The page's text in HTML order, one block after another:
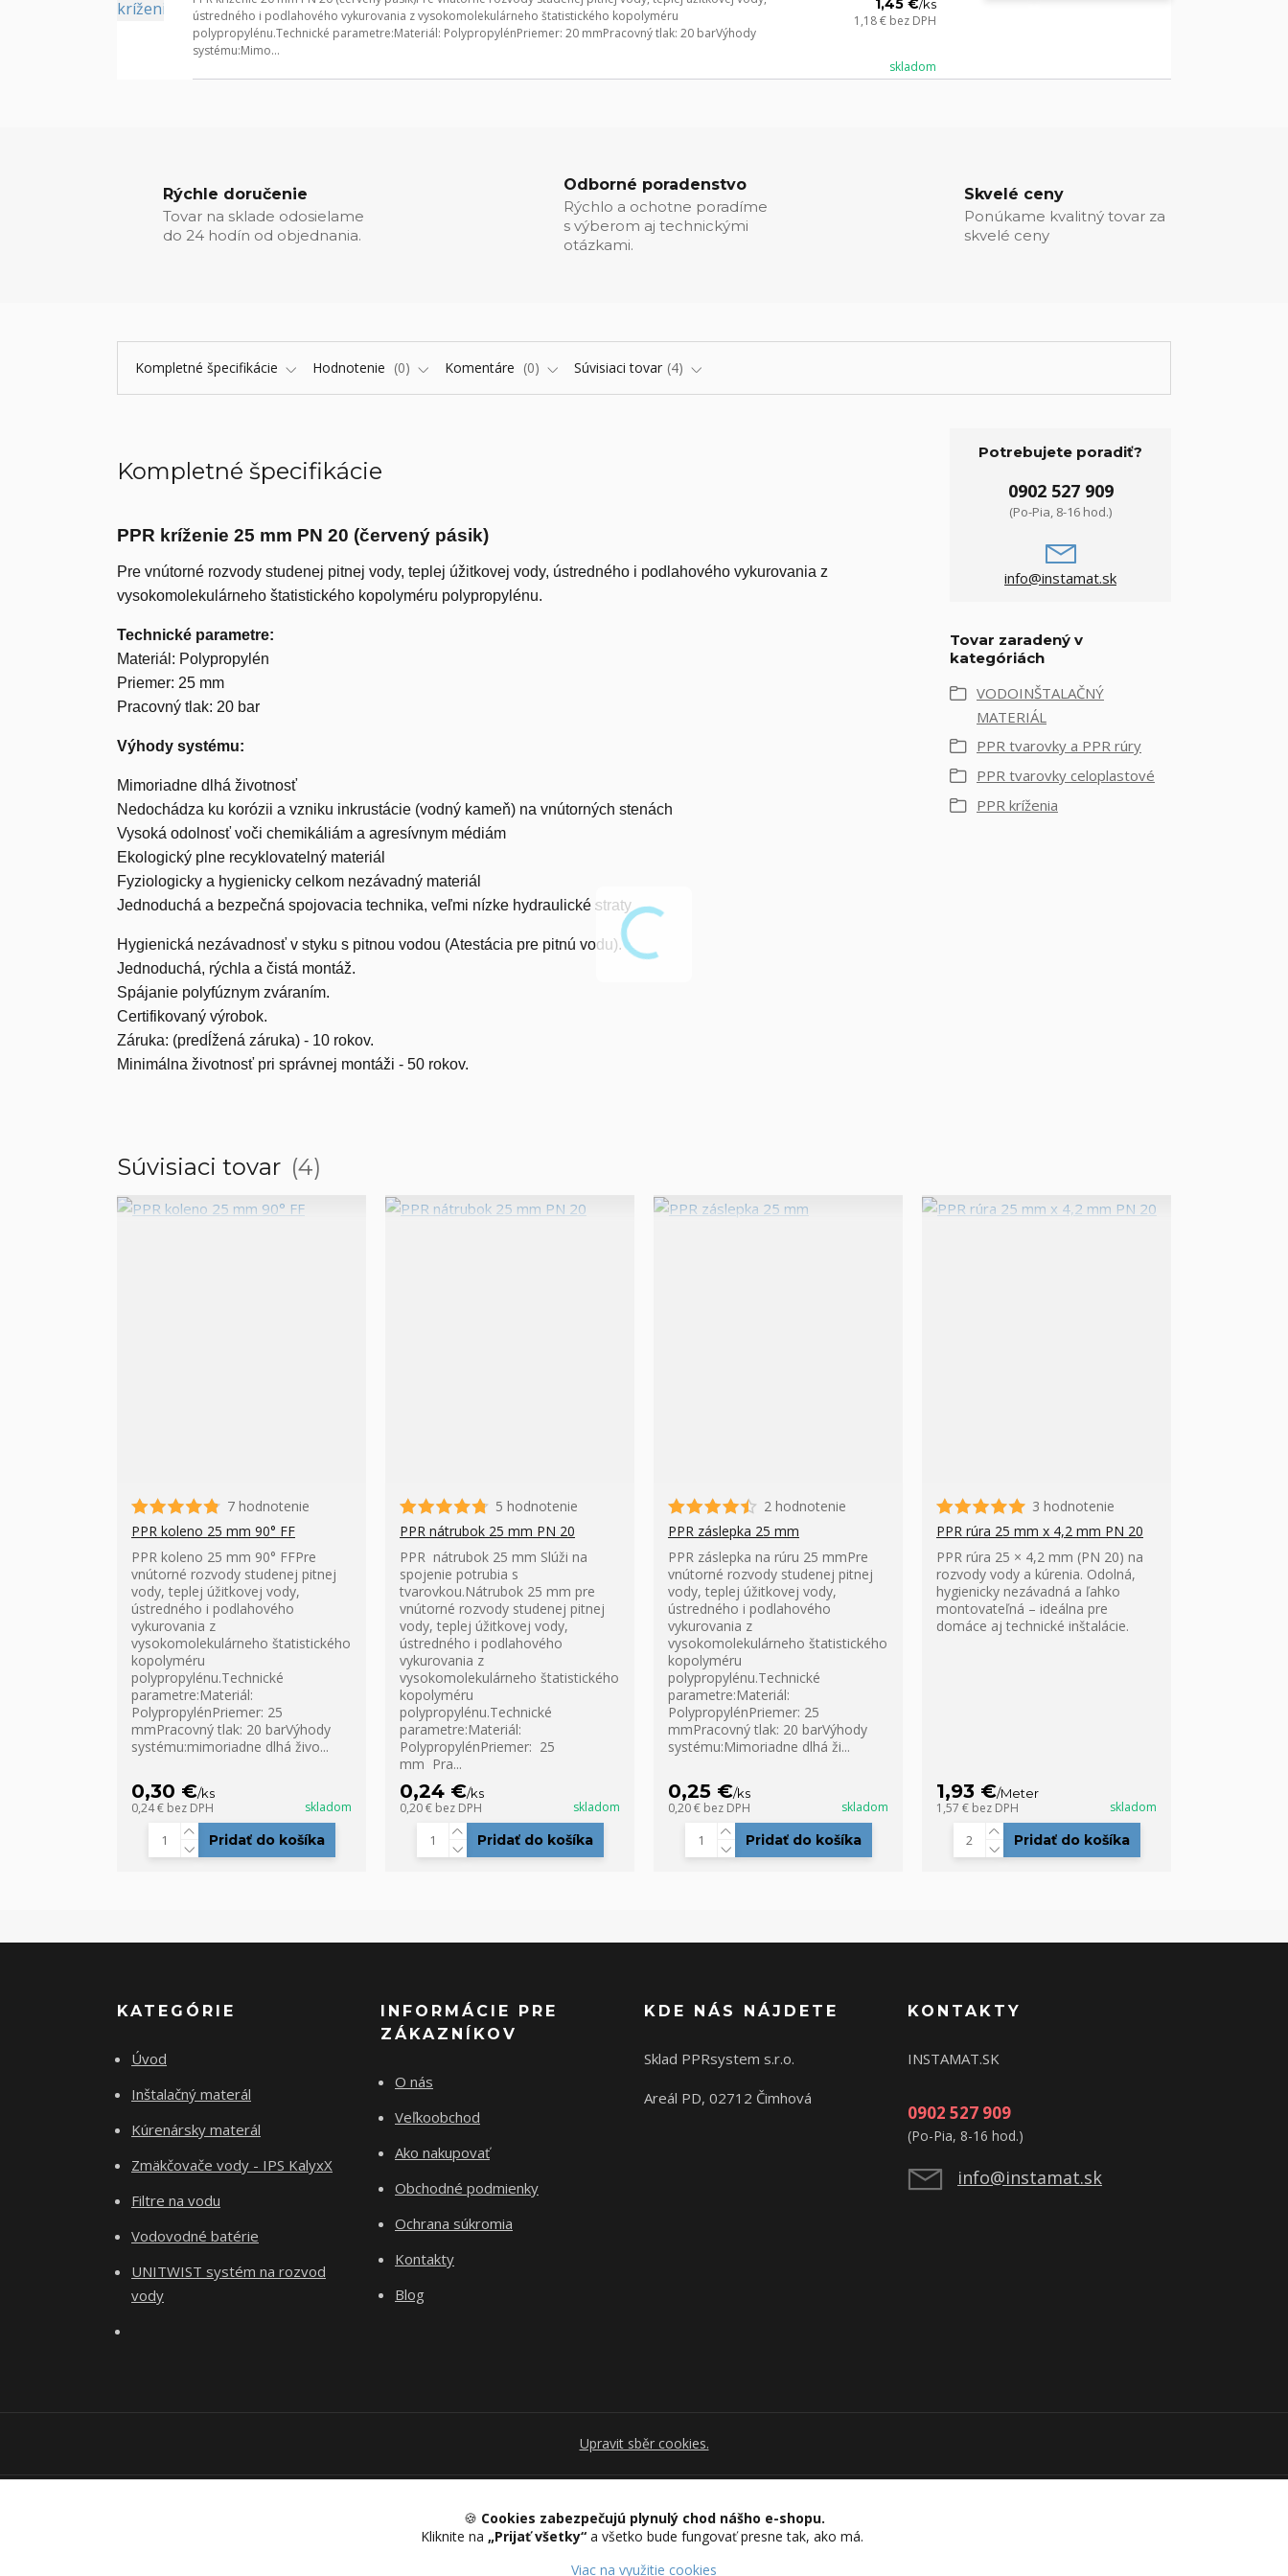
ústredného i podlahového vykurovania z vysokomolekulárneho štatistického kopolyméru
polypropylénu.Technické parametre:Materiál: PolypropylénPriemer: 20 mmPracovný tlak: 20 barVýhody
systému:Mimo...
1,45 €/ks
1,18 € bez DPH
skladom
Rýchle doručenie
Tovar na sklade odosielame
do 24 hodín od objednania.
Odborné poradenstvo
Rýchlo a ochotne poradíme
s výberom aj technickými
otázkami.
Skvelé ceny
Ponúkame kvalitný tovar za
skvelé ceny
Kompletné špecifikácie Hodnotenie 0 Komentáre 0 Súvisiaci tovar 4
Kompletné špecifikácie
PPR kríženie 25 mm PN 20 (červený pásik)
Pre vnútorné rozvody studenej pitnej vody, teplej úžitkovej vody, ústredného i podlahového vykurovania z
vysokomolekulárneho štatistického kopolyméru polypropylénu.
Technické parametre:
Materiál: Polypropylén
Priemer: 25 mm
Pracovný tlak: 20 bar
Výhody systému:
Mimoriadne dlhá životnosť
Nedochádza ku korózii a vzniku inkrustácie (vodný kameň) na vnútorných stenách
Vysoká odolnosť voči chemikáliám a agresívnym médiám
Ekologický plne recyklovatelný materiál
Fyziologicky a hygienicky celkom nezávadný materiál
Jednoduchá a bezpečná spojovacia technika, veľmi nízke hydraulické straty
Hygienická nezávadnosť v styku s pitnou vodou (Atestácia pre pitnú vodu).
Jednoduchá, rýchla a čistá montáž.
Spájanie polyfúznym zváraním.
Certifikovaný výrobok.
Záruka: (predĺžená záruka) - 10 rokov.
Minimálna životnosť pri správnej montáži - 50 rokov.
Potrebujete poradiť?
0902 527 909
(Po-Pia, 8-16 hod.)
info@instamat.sk
Tovar zaradený v
kategóriách
VODOINŠTALAČNÝ
MATERIÁL
PPR tvarovky a PPR rúry
PPR tvarovky celoplastové
PPR kríženia
Súvisiaci tovar 4
7 hodnotenie
PPR koleno 25 mm 90° FF
PPR koleno 25 mm 90° FFPre
vnútorné rozvody studenej pitnej
vody, teplej úžitkovej vody,
ústredného i podlahového
vykurovania z
vysokomolekulárneho štatistického
kopolyméru
polypropylénu.Technické
parametre:Materiál:
PolypropylénPriemer: 25
mmPracovný tlak: 20 barVýhody
systému:mimoriadne dlhá živo...
0,30 €/ks
0,24 € bez DPH skladom
Pridať do košíka
5 hodnotenie
PPR nátrubok 25 mm PN 20
PPR nátrubok 25 mm Slúži na
spojenie potrubia s
tvarovkou.Nátrubok 25 mm pre
vnútorné rozvody studenej pitnej
vody, teplej úžitkovej vody,
ústredného i podlahového
vykurovania z
vysokomolekulárneho štatistického
kopolyméru
polypropylénu.Technické
parametre:Materiál:
PolypropylénPriemer: 25
mm Pra...
0,24 €/ks
0,20 € bez DPH skladom
Pridať do košíka
2 hodnotenie
PPR záslepka 25 mm
PPR záslepka na rúru 25 mmPre
vnútorné rozvody studenej pitnej
vody, teplej úžitkovej vody,
ústredného i podlahového
vykurovania z
vysokomolekulárneho štatistického
kopolyméru
polypropylénu.Technické
parametre:Materiál:
PolypropylénPriemer: 25
mmPracovný tlak: 20 barVýhody
systému:Mimoriadne dlhá ži...
0,25 €/ks
0,20 € bez DPH skladom
Pridať do košíka
3 hodnotenie
PPR rúra 25 mm x 4,2 mm PN 20
PPR rúra 25 × 4,2 mm (PN 20) na
rozvody vody a kúrenia. Odolná,
hygienicky nezávadná a ľahko
montovateľná – ideálna pre
domáce aj technické inštalácie.
1,93 €/Meter
1,57 € bez DPH skladom
Pridať do košíka
KATEGÓRIE
Úvod
Inštalačný materál
Kúrenársky materál
Zmäkčovače vody - IPS KalyxX
Filtre na vodu
Vodovodné batérie
UNITWIST systém na rozvod
vody
INFORMÁCIE PRE
ZÁKAZNÍKOV
O nás
Veľkoobchod
Ako nakupovať
Obchodné podmienky
Ochrana súkromia
Kontakty
Blog
KDE NÁS NÁJDETE
Sklad PPRsystem s.r.o.
Areál PD, 02712 Čimhová
KONTAKTY
INSTAMAT.SK
0902 527 909
(Po-Pia, 8-16 hod.)
info@instamat.sk
Upravit sběr cookies.
Vytvorené na Eshop-rychlo.sk
🍪 Cookies zabezpečujú plynulý chod nášho e-shopu.
Kliknite na „Prijať všetky“ a všetko bude fungovať presne tak, ako má.
Viac na využitie cookies